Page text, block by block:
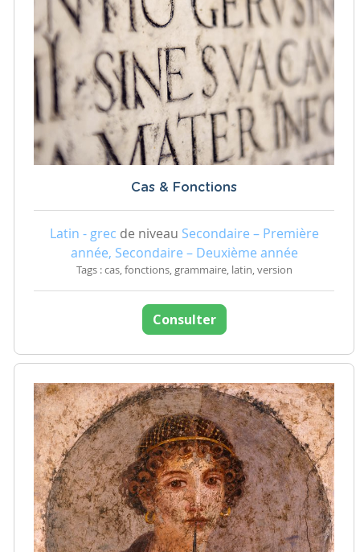
Cas & Fonctions
Latin - grec de niveau Secondaire – Première
année, Secondaire – Deuxième année
Tags : cas, fonctions, grammaire, latin, version
Consulter